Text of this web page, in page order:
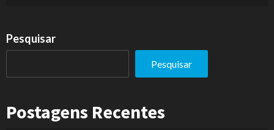
Pesquisar
Pesquisar
Postagens Recentes